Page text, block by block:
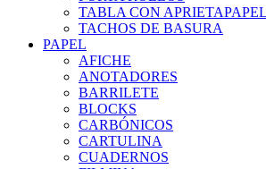
TABLA CON
TACHOS DE BASURA
PAPEL
AFICHE
ANOTADORES
BARRILETE
BLOCKS
CARBÓNICOS
CARTULINA
CUADERNOS